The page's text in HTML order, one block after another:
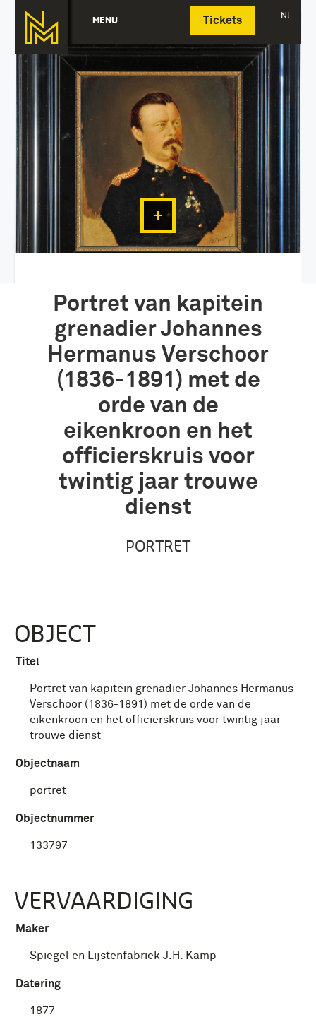
MENU Tickets NL
Deutsch
Portret van kapitein
grenadier Johannes
Hermanus Verschoor
(1836-1891) met de
orde van de
eikenkroon en het
officierskruis voor
twintig jaar trouwe
dienst
PORTRET
OBJECT
Titel
Portret van kapitein grenadier Johannes Hermanus
Verschoor (1836-1891) met de orde van de
eikenkroon en het officierskruis voor twintig jaar
trouwe dienst
Objectnaam
portret
Objectnummer
133797
VERVAARDIGING
Maker
Spiegel en Lijstenfabriek J.H. Kamp
Datering
1877